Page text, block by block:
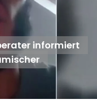
informiert